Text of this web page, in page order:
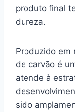
produto final
dureza.
Produzido em
de carvão é
atende à
sido